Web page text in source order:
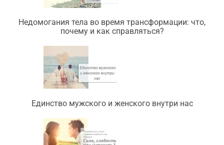
Недомогания тела во время трансформации: что,
почему и как справляться?
Единство мужского и женского внутри нас